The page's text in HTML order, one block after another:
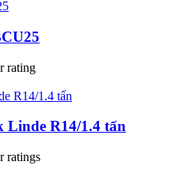
rating
Linde R14/1.4 tấn
ratings